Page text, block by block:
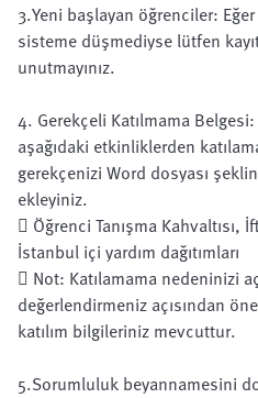
3.Yeni başlayan öğrenciler:
sisteme düşmediyse lütfen
unutmayınız.
4. Gerekçeli Katılmama
aşağıdaki etkinliklerden
gerekçenizi Word dosyası
ekleyiniz.
 Öğrenci Tanışma Kahvaltısı,
İstanbul içi yardım dağıtımları
 Not: Katılamama nedeninizi
değerlendirmeniz açısından
katılım bilgileriniz mevcuttur.
5.Sorumluluk beyannamesini